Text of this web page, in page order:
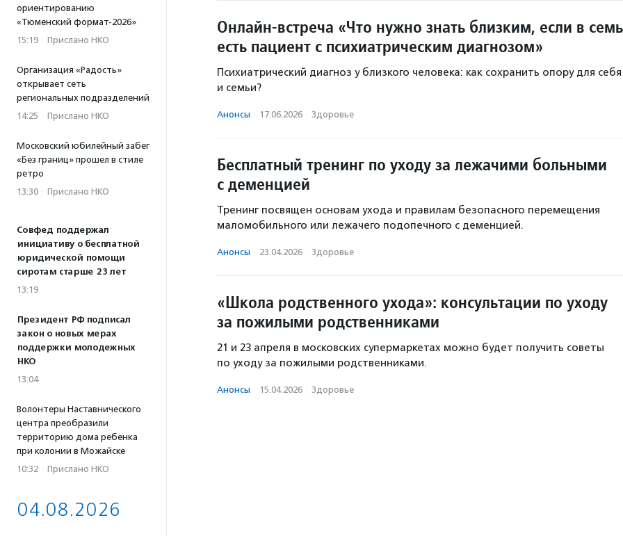
ориентированию
«Тюменский формат-2026»
15:19 · Прислано НКО
Организация «Радость»
открывает сеть
региональных подразделений
14:25 · Прислано НКО
Московский юбилейный забег
«Без границ» прошел в стиле
ретро
13:30 · Прислано НКО
Совфед поддержал
инициативу о бесплатной
юридической помощи
сиротам старше 23 лет
13:19
Президент РФ подписал
закон о новых мерах
поддержки молодежных
НКО
13:04
Волонтеры Наставнического
центра преобразили
территорию дома ребенка
при колонии в Можайске
10:32 · Прислано НКО
04.08.2026
Онлайн-встреча «Что нужно знать близким, если в
есть пациент с психиатрическим диагнозом»
Психиатрический диагноз у близкого человека: как сохранить опору для себя
и семьи?
Анонсы · 17.06.2026 · Здоровье
Бесплатный тренинг по уходу за лежачими больными
с деменцией
Тренинг посвящен основам ухода и правилам безопасного перемещения
маломобильного или лежачего подопечного с деменцией.
Анонсы · 23.04.2026 · Здоровье
«Школа родственного ухода»: консультации по уходу
за пожилыми родственниками
21 и 23 апреля в московских супермаркетах можно будет получить советы
по уходу за пожилыми родственниками.
Анонсы · 15.04.2026 · Здоровье